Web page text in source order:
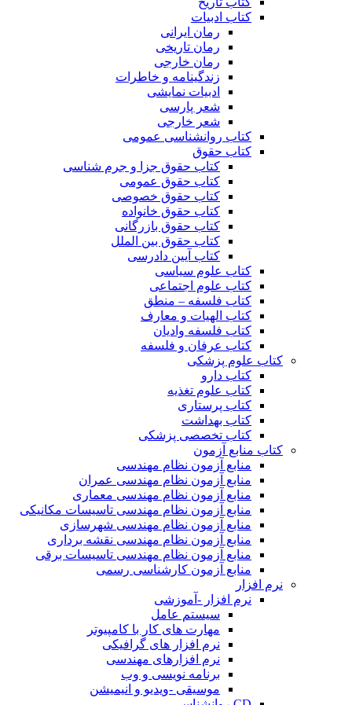
کتاب ادبیات
رمان ایرانی
رمان تاریخی
رمان خارجی
زندگینامه و خاطرات
ادبیات نمایشی
شعر پارسی
شعر خارجی
کتاب روانشناسی عمومی
کتاب حقوق
کتاب حقوق جزا و جرم شناسی
کتاب حقوق عمومی
کتاب حقوق خصوصی
کتاب حقوق خانواده
کتاب حقوق بازرگانی
کتاب حقوق بین الملل
کتاب آیین دادرسی
کتاب علوم سیاسی
کتاب علوم اجتماعی
کتاب فلسفه – منطق
کتاب الهیات و معارف
کتاب فلسفه وادیان
کتاب عرفان و فلسفه
کتاب علوم پزشکی
کتاب دارو
کتاب علوم تغذیه
کتاب پرستاری
کتاب بهداشت
کتاب تخصصی پزشکی
کتاب منابع آزمون
منابع آزمون نظام مهندسی
منابع آزمون نظام مهندسی عمران
منابع آزمون نظام مهندسی معماری
منابع آزمون نظام مهندسی تاسیسات مکانیکی
منابع آزمون نظام مهندسی شهرسازی
منابع آزمون نظام مهندسی نقشه برداری
منابع آزمون نظام مهندسی تاسیسات برقی
منابع آزمون کارشناسی رسمی
نرم افزار
نرم افزار -آموزشی
سیستم عامل
مهارت های کار با کامپیوتر
نرم افزار های گرافیکی
نرم افزارهای مهندسی
برنامه نویسی و وب
موسیقی -ویدیو و انیمیشن